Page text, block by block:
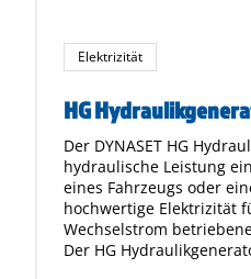
Elektrizität
HG
Der DYNASET HG
hydraulische Leistung
eines Fahrzeugs oder
hochwertige Elektrizität
Wechselstrom
Der HG